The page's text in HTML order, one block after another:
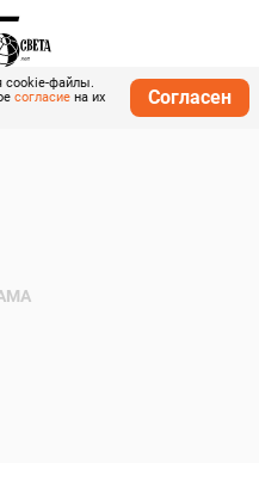
cookie-файлы.
согласие на их
Согласен